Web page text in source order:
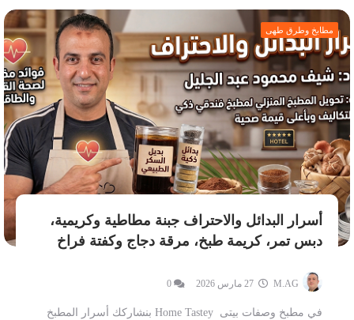
مطابخ وطرق طهى
أسرار البدائل والاحتراف جبنة مطاطية وكريمية،
دبس تمر، كريمة طبخ، مرقة دجاج وكفتة فراخ
M.AG
0
في مطبخ وصفات بيتى Home Tastey بنشاركك أسرار المطبخ